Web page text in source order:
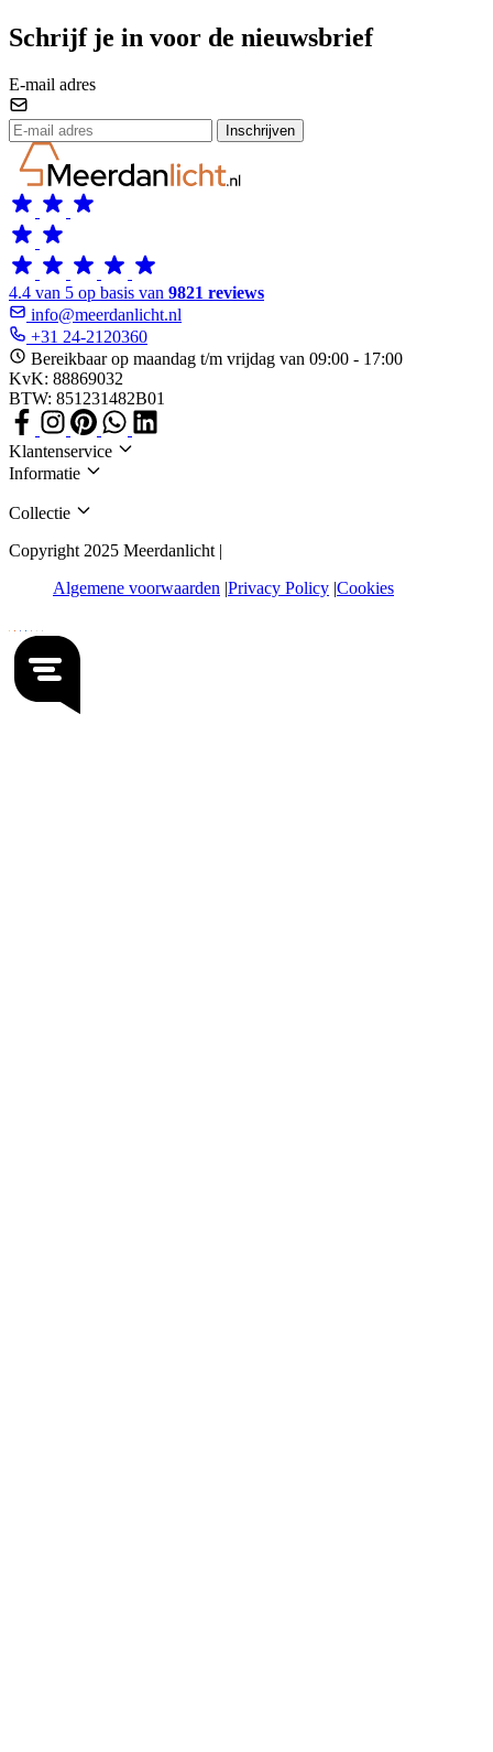
Schrijf je in voor de nieuwsbrief
E-mail adres
Inschrijven
4.4 van 5 op basis van 9821 reviews
info@meerdanlicht.nl
+31 24-2120360
Bereikbaar op maandag t/m vrijdag van 09:00 - 17:00
KvK: 88869032
BTW: 851231482B01
Klantenservice
Informatie
Collectie
Copyright 2025 Meerdanlicht |
Algemene voorwaarden Privacy Policy Cookies